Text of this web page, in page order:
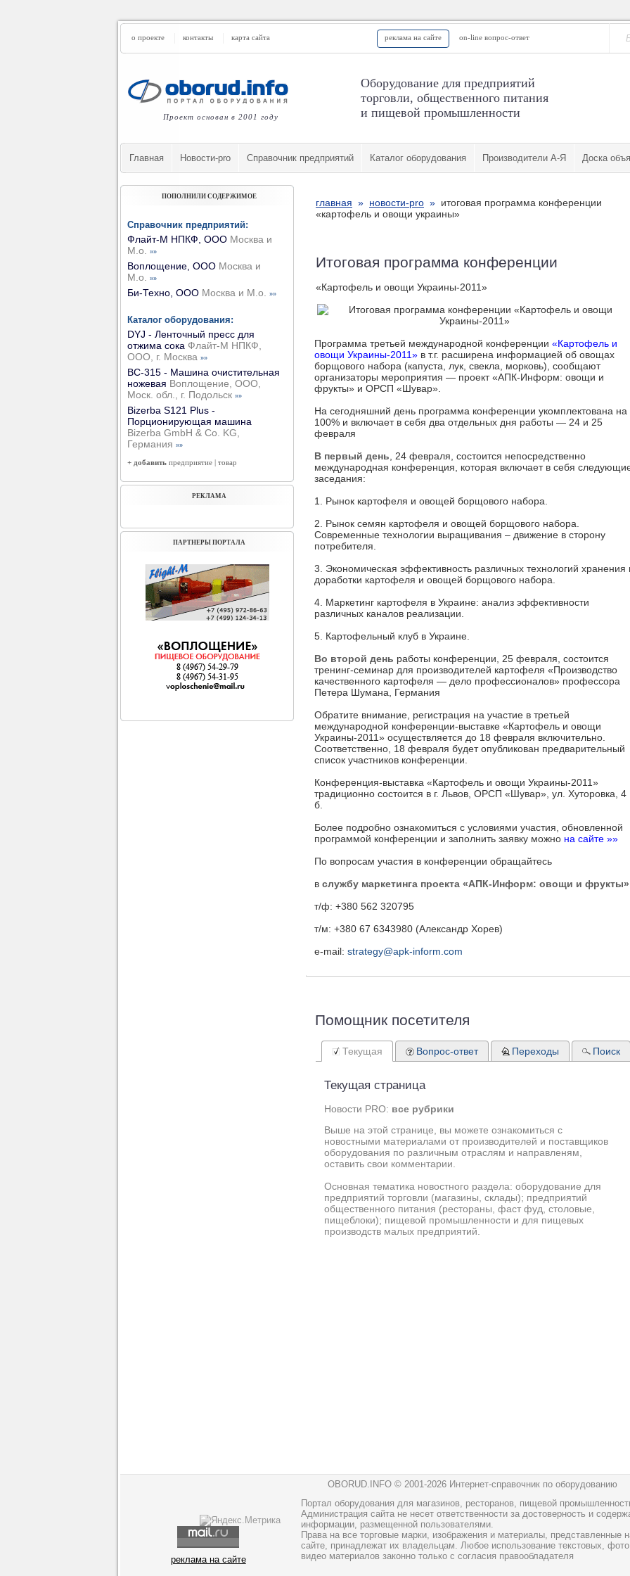
о проекте контакты карта сайта реклама на сайте on-line вопрос-ответ
Проект основан в 2001 году
Оборудование для предприятий
торговли, общественного питания
и пищевой промышленности
Главная Новости-pro Cправочник предприятий Каталог оборудования Производители А-Я Доска
главная » новости-pro » итоговая программа конференции
«картофель и овощи украины»
Итоговая программа конференции
«Картофель и овощи Украины-2011»
Программа третьей международной конференции «Картофель и
овощи Украины-2011» в т.г. расширена информацией об овощах
борщового набора (капуста, лук, свекла, морковь), сообщают
организаторы мероприятия — проект «АПК-Информ: овощи и
фрукты» и ОРСП «Шувар».
На сегодняшний день программа конференции укомплектована на
100% и включает в себя два отдельных дня работы — 24 и 25
февраля
В первый день , 24 февраля, состоится непосредственно
международная конференция, которая включает в себя
заседания:
1. Рынок картофеля и овощей борщового набора.
2. Рынок семян картофеля и овощей борщового набора.
Современные технологии выращивания – движение в сторону
потребителя.
3. Экономическая эффективность различных технологий хранения
доработки картофеля и овощей борщового набора.
4. Маркетинг картофеля в Украине: анализ эффективности
различных каналов реализации.
5. Картофельный клуб в Украине.
Во второй день работы конференции, 25 февраля, состоится
тренинг-семинар для производителей картофеля «Производство
качественного картофеля — дело профессионалов» профессора
Петера Шумана, Германия
Обратите внимание, регистрация на участие в третьей
международной конференции-выставке «Картофель и овощи
Украины-2011» осуществляется до 18 февраля включительно.
Соответственно, 18 февраля будет опубликован предварительный
список участников конференции.
Конференция-выставка «Картофель и овощи Украины-2011»
традиционно состоится в г. Львов, ОРСП «Шувар», ул. Хуторовка, 4
б.
Более подробно ознакомиться с условиями участия, обновленной
программой конференции и заполнить заявку можно на сайте »»
По вопросам участия в конференции обращайтесь
в службу маркетинга проекта «АПК-Информ: овощи и фрукты»
т/ф: +380 562 320795
т/м: +380 67 6343980 (Александр Хорев)
e-mail: strategy@apk-inform.com
Помощник посетителя
Текущая
Текущая страница
Новости PRO: все рубрики
Выше на этой странице, вы можете ознакомиться с
новостными материалами от производителей и поставщиков
оборудования по различным отраслям и направленям,
оставить свои комментарии.
Основная тематика новостного раздела: оборудование для
предприятий торговли (магазины, склады); предприятий
общественного питания (рестораны, фаст фуд, столовые,
пищеблоки); пищевой промышленности и для пищевых
производств малых предприятий.
Вопрос-ответ Переходы Поиск
ПОПОЛНИЛИ СОДЕРЖИМОЕ
Справочник предприятий:
Флайт-М НПКФ, ООО Москва и
М.о.
»»
Воплощение, ООО Москва и
М.о.
»»
Би-Техно, ООО Москва и М.о. »»
Каталог оборудования:
DYJ - Ленточный пресс для
отжима сока Флайт-М НПКФ,
ООО, г. Москва »»
ВС-315 - Машина очистительная
ножевая Воплощение, ООО,
Моск. обл., г. Подольск »»
Bizerba S121 Plus -
Порционирующая машина
Bizerba GmbH & Co. KG,
Германия »»
+ добавить предприятие | товар
РЕКЛАМА
ПАРТНЕРЫ ПОРТАЛА
OBORUD.INFO © 2001-2026 Интернет-справочник по оборудованию
реклама на сайте
Портал оборудования для магазинов, ресторанов, пищевой
Администрация сайта не несет ответственности за достоверность и
информации, размещенной пользователями.
Права на все торговые марки, изображения и материалы, представленные
сайте, принадлежат их владельцам. Любое использование текстовых,
видео материалов законно только с согласия правообладателя